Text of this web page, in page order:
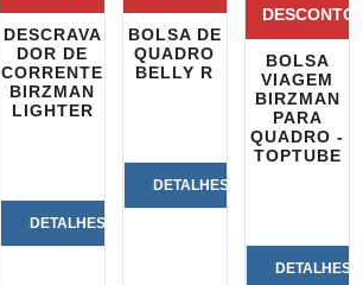
DESCRAVA
DOR DE
CORRENTE
BIRZMAN
LIGHTER
DETALHES
BOLSA DE
QUADRO
BELLY R
DETALHES
DESCONTO
BOLSA
VIAGEM
BIRZMAN
PARA
QUADRO -
TOPTUBE
DETALHES